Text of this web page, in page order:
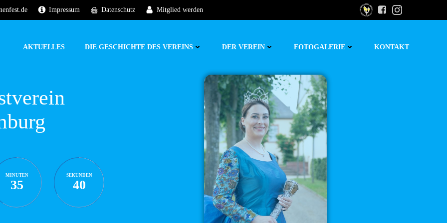
Impressum Datenschutz Mitglied werden
AKTUELLES DIE GESCHICHTE DES VEREINS DER VEREIN FOTOGALERIE KONTAKT
MINUTEN
35
SEKUNDEN
39